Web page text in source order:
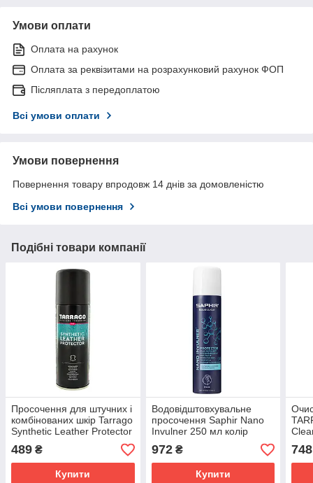
Умови оплати
Оплата на рахунок
Оплата за реквізитами на розрахунковий рахунок ФОП
Післяплата з передоплатою
Всі умови оплати
Умови повернення
Повернення товару впродовж 14 днів за домовленістю
Всі умови повернення
Подібні товари компанії
Просочення для штучних і
комбінованих шкір Tarrago
Synthetic Leather Protector
200 мл
489 ₴
Купити
Водовідштовхувальне
просочення Saphir Nano
Invulner 250 мл колір
безбарвний
972₴
Купити